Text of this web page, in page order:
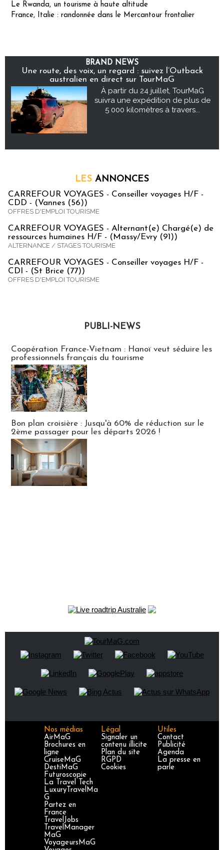
Le Rwanda, un tourisme à haute altitude
France, Italie : randonnée dans le Mercantour frontalier
BRAND NEWS
Une route, des voix, un regard : suivez l’Outback
australien en direct sur TourMaG
À partir du 24 juillet, TourMaG
suivra une expédition de plus de
5 000 kilomètres à travers...
LES ANNONCES
CARREFOUR VOYAGES - Conseiller voyages H/F -
CDD - (Vannes (56))
OFFRES D'EMPLOI TOURISME
CARREFOUR VOYAGES - Alternant(e) Chargé(e) de
ressources humaines H/F - (Massy/Evry (91))
ALTERNANCE / STAGES TOURISME
CARREFOUR VOYAGES - Conseiller voyages H/F -
CDI - (St Brice (77))
OFFRES D'EMPLOI TOURISME
PUBLI-NEWS
Coopération France-Vietnam : Hanoï veut séduire les
professionnels français du tourisme
Bon plan croisière : Jusqu'à 60% de réduction sur le
2ème passager pour les départs 2026 !
Nos médias
AirMaG
Brochures en
ligne
CruiseMaG
DestiMaG
Futuroscopie
La Travel Tech
LuxuryTravelMa
G
Partez en
France
TravelJobs
TravelManager
MaG
VoyageursMaG
Légal
Signaler un
contenu illicite
Plan du site
RGPD
Cookies
Utiles
Contact
Publicité
Agenda
La presse en
parle